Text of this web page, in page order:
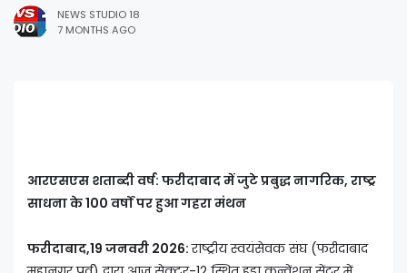
NEWS STUDIO 18
7 MONTHS AGO
आरएसएस शताब्दी वर्ष: फरीदाबाद में जुटे प्रबुद्ध नागरिक, राष्ट्र
साधना के 100 वर्षों पर हुआ गहरा मंथन
फरीदाबाद,19 जनवरी 2026:राष्ट्रीय स्वयंसेवक संघ (फरीदाबाद